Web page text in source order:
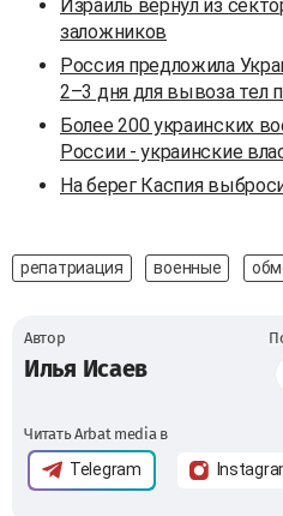
Израиль вернул из
заложников
Россия предложила
2–3 дня для вывоза тел
Более 200 украинских
России - украинские
На берег Каспия
репатриация военные
Автор
Илья Исаев
Читать Arbat media в
Telegram